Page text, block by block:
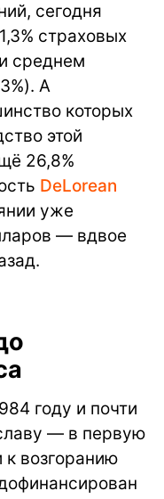
сегодня
страховых
среднем
А
которых
этой
26,8%
DeLorean
уже
— вдвое
году и почти
— в первую
к возгоранию